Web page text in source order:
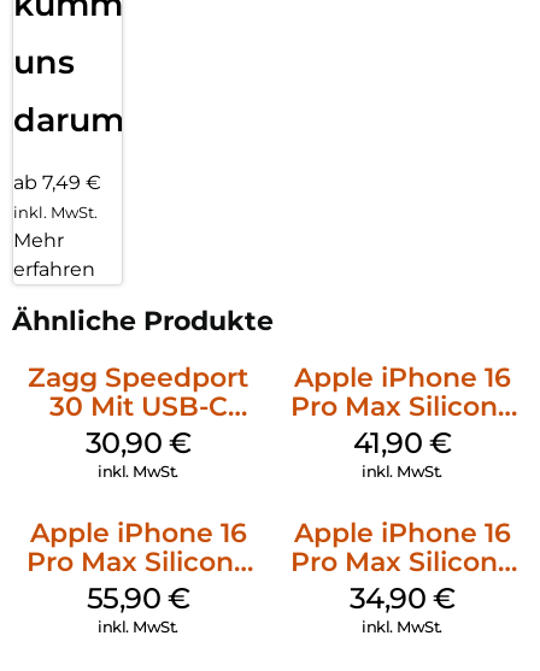
uns
darum!
ab 7,49 €
inkl. MwSt.
Mehr
erfahren
Ähnliche Produkte
Zagg Speedport
30 Mit USB-C
Kabel Weiß
30,90 €
inkl. MwSt.
Apple iPhone 16
Pro Max Silicone
Case MagSafe
Ultramarine
41,90 €
inkl. MwSt.
Apple iPhone 16
Pro Max Silicone
Case MagSafe
Stone Gray
55,90 €
inkl. MwSt.
Apple iPhone 16
Pro Max Silicone
Case MagSafe
Denim
34,90 €
inkl. MwSt.